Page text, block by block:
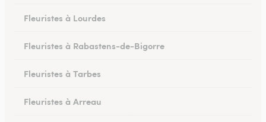
Fleuristes à Lourdes
Fleuristes à Rabastens-de-Bigorre
Fleuristes à Tarbes
Fleuristes à Arreau